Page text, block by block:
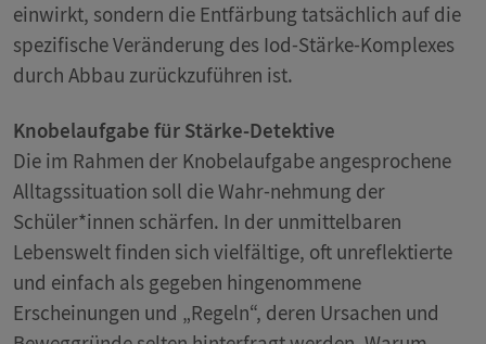
einwirkt, sondern die Entfärbung tatsächlich auf die
spezifische Veränderung des Iod-Stärke-Komplexes
durch Abbau zurückzuführen ist.
Knobelaufgabe für Stärke-Detektive
Die im Rahmen der Knobelaufgabe angesprochene
Alltagssituation soll die Wahr-nehmung der
Schüler*innen schärfen. In der unmittelbaren
Lebenswelt finden sich vielfältige, oft unreflektierte
und einfach als gegeben hingenommene
Erscheinungen und „Regeln“, deren Ursachen und